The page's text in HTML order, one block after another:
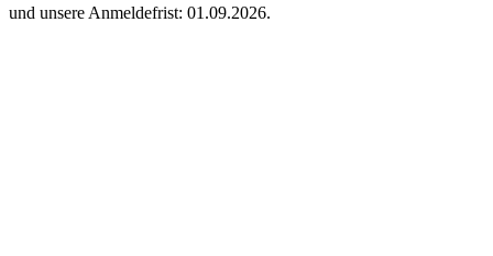
und unsere Anmeldefrist: 01.09.2026.